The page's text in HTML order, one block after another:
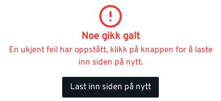
Noe gikk galt
En ukjent feil har oppstått, klikk på knappen for å laste
inn siden på nytt.
Last inn siden på nytt